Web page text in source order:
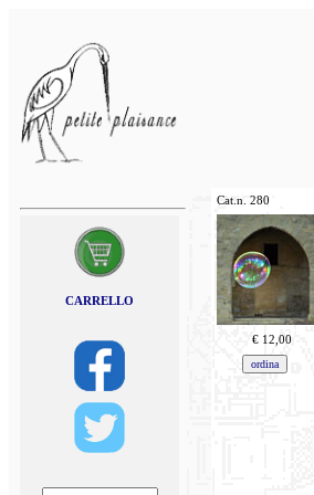
CARRELLO
Cat.n. 280
€ 12,00